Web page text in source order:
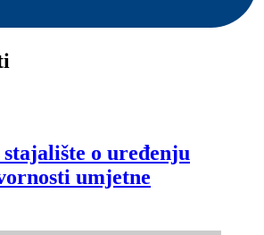
o uređenju
umjetne